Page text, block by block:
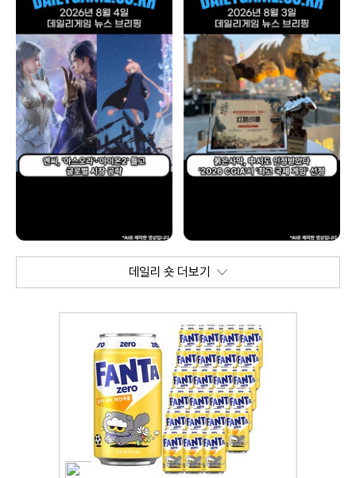
데일리 숏 더보기